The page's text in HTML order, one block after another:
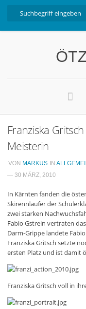
Nützliche
Free W-LAN
Kostenloser
Impressum
Kontakt
Franziska
Meisterin
VON MARKUS IN
— 30 MÄRZ, 2010
In Kärnten fanden die
Skirennläufer der
zwei starken
Fabio Gstrein vertraten
Darm-Grippe landete
Franziska Gritsch setzte
ersten Platz und ist damit
Franziska Gritsch voll in